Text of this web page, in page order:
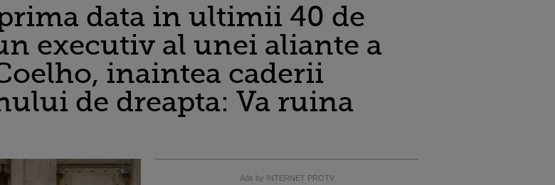
data in ultimii 40 de
executiv al unei aliante a
inaintea caderii
de dreapta: Va ruina
Ads by INTERNET PROTV